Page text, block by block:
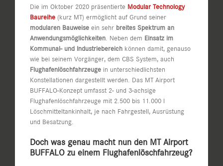
Die im Oktober 2020 präsentierte Modular Technology
Baureihe (kurz MT) ermöglicht auf Grund seiner
modularen Bauweise ein sehr breites Spektrum an
Anwendungsmöglichkeiten. Neben dem Einsatz im
Kommunal- und Industriebereich können damit, genauso
wie bei seinem Vorgänger, dem CBS System, auch
Flughafenlöschfahrzeuge in unterschiedlichsten
Konstellationen dargestellt werden. Das MT Airport
BUFFALO-Konzept umfasst 2- und 3-achsige
Flughafenlöschfahrzeuge mit 2.500 bis 11.000 l
Löschmitteltankinhalt, je nach Fahrgestell, Ausrüstung
und Besatzung.
Doch was genau macht nun den MT Airport
BUFFALO zu einem Flughafenlöschfahrzeug?